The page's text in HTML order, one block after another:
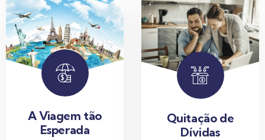
A Viagem tão
Esperada
Quitação de
Dívidas